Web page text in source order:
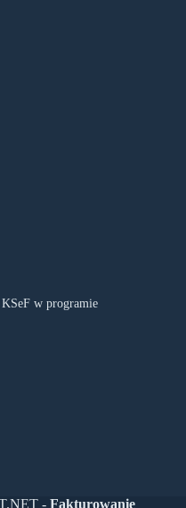
w programie
- Fakturowanie